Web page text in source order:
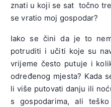
znati u koji se sat točno
se vratio moj gospodar?
Iako se čini da je to
potruditi i učiti koje su
vrijeme često putuje i
određenog mjesta? Kada
li više putovati danju ili
s gospodarima, ali